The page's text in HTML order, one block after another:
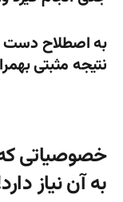
به اصطلاح دست
نتیجه مثبتی
خصوصیاتی
به آن نیاز